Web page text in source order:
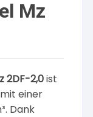
Mz
2DF-2,0ist
mit einer
Dank